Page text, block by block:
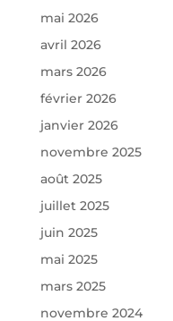
mai 2026
avril 2026
mars 2026
février 2026
janvier 2026
novembre 2025
août 2025
juillet 2025
juin 2025
mai 2025
mars 2025
novembre 2024